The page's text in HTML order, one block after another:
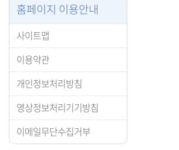
홈페이지 이용안내
사이트맵
이용약관
개인정보처리방침
영상정보처리기기방침
이메일무단수집거부